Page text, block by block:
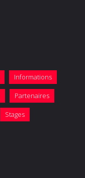
Informations
Partenaires
Stages